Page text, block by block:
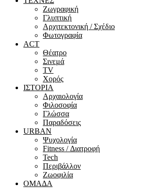
Ζωγραφική
Γλυπτική
Αρχιτεκτονική / Σχέδιο
Φωτογραφία
ACT
Θέατρο
Σινεμά
ΤV
Χορός
ΙΣΤΟΡΙΑ
Αρχαιολογία
Φιλοσοφία
Γλώσσα
Παραδόσεις
URBAN
Ψυχολογία
Fitness / Διατροφή
Tech
Περιβάλλον
Ζωοφιλία
ΟΜΑΔΑ